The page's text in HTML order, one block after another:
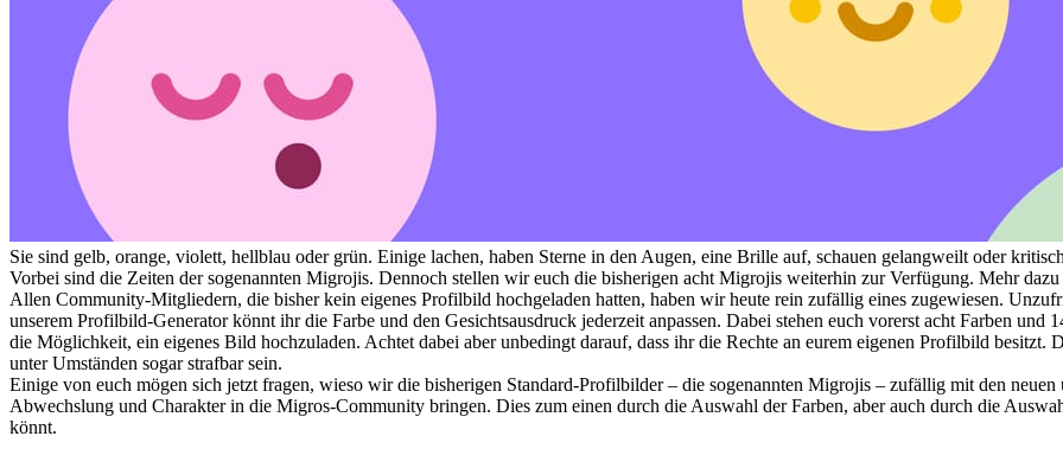
Sie sind gelb, orange, violett, hellblau oder grün. Einige lachen, haben Sterne in den Augen, eine Brille auf, schauen gelangweilt oder
Vorbei sind die Zeiten der sogenannten Migrojis. Dennoch stellen wir euch die bisherigen acht Migrojis weiterhin zur Verfügung. Mehr
Allen Community-Mitgliedern, die bisher kein eigenes Profilbild hochgeladen hatten, haben wir heute rein zufällig eines zugewiesen.
unserem Profilbild-Generator könnt ihr die Farbe und den Gesichtsausdruck jederzeit anpassen. Dabei stehen euch vorerst acht Farben
die Möglichkeit, ein eigenes Bild hochzuladen. Achtet dabei aber unbedingt darauf, dass ihr die Rechte an eurem eigenen Profilbild
unter Umständen sogar strafbar sein.
Einige von euch mögen sich jetzt fragen, wieso wir die bisherigen Standard-Profilbilder – die sogenannten Migrojis – zufällig mit den
Abwechslung und Charakter in die Migros-Community bringen. Dies zum einen durch die Auswahl der Farben, aber auch durch die
könnt.